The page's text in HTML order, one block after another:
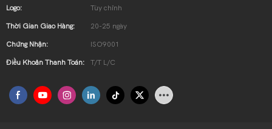
Logo: Tùy chỉnh
Thời Gian Giao Hàng: 20-25 ngày
Chứng Nhận: ISO9001
Điều Khoản Thanh Toán: T/T L/C